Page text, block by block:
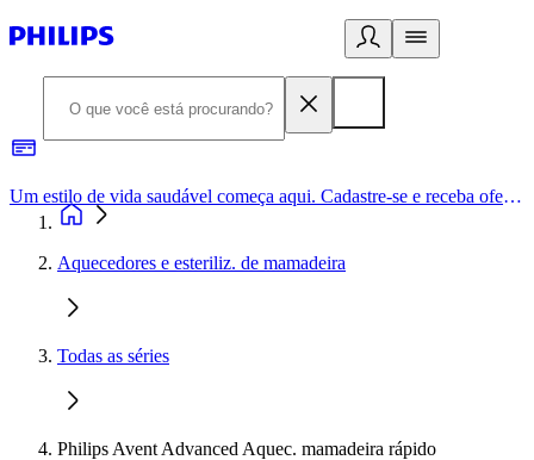
Um estilo de vida saudável começa aqui. Cadastre-se e receba ofertas exclusivas.
Aquecedores e esteriliz. de mamadeira
Todas as séries
Philips Avent Advanced Aquec. mamadeira rápido